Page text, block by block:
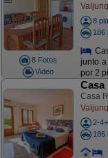
8 Fotos
Video
8
186
junto
por 2
Casa
Casa
2-
186